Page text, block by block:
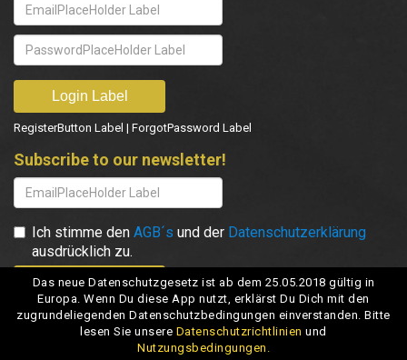
Das neue Datenschutzgesetz ist ab dem 25.05.2018 gültig in
Europa. Wenn Du diese App nutzt, erklärst Du Dich mit den
zugrundeliegenden Datenschutzbedingungen einverstanden. Bitte
lesen Sie unsere Datenschutzrichtlinien und
Nutzungsbedingungen.
RegisterButton Label | ForgotPassword Label
Subscribe to our newsletter!
Ich stimme den AGB´s und der Datenschutzerklärung
ausdrücklich zu.